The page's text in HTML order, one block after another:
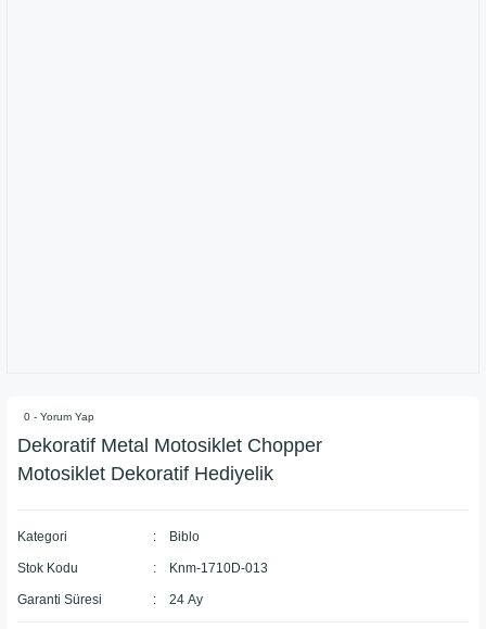
0 - Yorum Yap
Dekoratif Metal Motosiklet Chopper
Motosiklet Dekoratif Hediyelik
Kategori Biblo
Stok Kodu Knm-1710D-013
Garanti Süresi 24 Ay